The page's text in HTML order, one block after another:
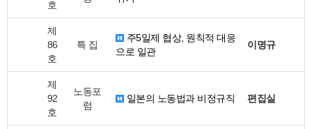
호
제
86
호
특 집
주5일제 협상, 원칙적 대응
으로 일관
이명규
제
92
호
노동포
럼
일본의 노동법과 비정규직 편집실